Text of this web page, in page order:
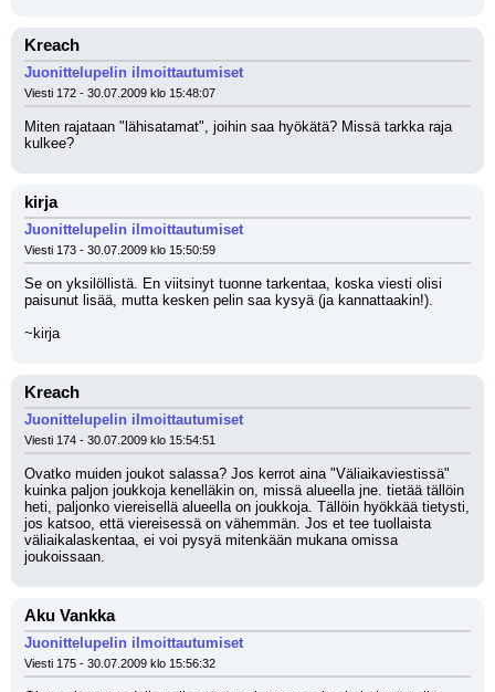
Kreach
Juonittelupelin ilmoittautumiset
Viesti 172 - 30.07.2009 klo 15:48:07
Miten rajataan "lähisatamat", joihin saa hyökätä? Missä tarkka raja
kulkee?
kirja
Juonittelupelin ilmoittautumiset
Viesti 173 - 30.07.2009 klo 15:50:59
Se on yksilöllistä. En viitsinyt tuonne tarkentaa, koska viesti olisi
paisunut lisää, mutta kesken pelin saa kysyä (ja kannattaakin!).
~kirja
Kreach
Juonittelupelin ilmoittautumiset
Viesti 174 - 30.07.2009 klo 15:54:51
Ovatko muiden joukot salassa? Jos kerrot aina "Väliaikaviestissä"
kuinka paljon joukkoja kenelläkin on, missä alueella jne. tietää tällöin
heti, paljonko viereisellä alueella on joukkoja. Tällöin hyökkää tietysti,
jos katsoo, että viereisessä on vähemmän. Jos et tee tuollaista
väliaikalaskentaa, ei voi pysyä mitenkään mukana omissa
joukoissaan.
Aku Vankka
Juonittelupelin ilmoittautumiset
Viesti 175 - 30.07.2009 klo 15:56:32